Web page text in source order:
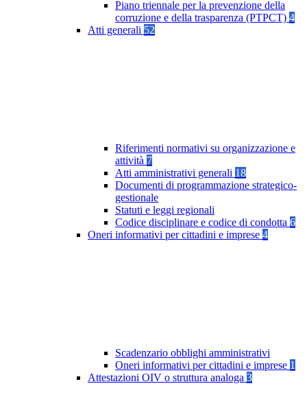
Piano triennale per la prevenzione della
corruzione e della trasparenza (PTPCT) 4
Atti generali 52
Riferimenti normativi su organizzazione e
attività 7
Atti amministrativi generali 18
Documenti di programmazione strategico-
gestionale
Statuti e leggi regionali
Codice disciplinare e codice di condotta 6
Oneri informativi per cittadini e imprese 4
Scadenzario obblighi amministrativi
Oneri informativi per cittadini e imprese 1
Attestazioni OIV o struttura analoga 3